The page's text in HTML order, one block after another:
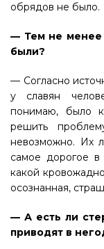
обрядов не было.
— Тем не менее
были?
— Согласно
у славян
понимаю, было
решить
невозможно. Их
самое дорогое
какой
осознанная,
— А есть ли
приводят в